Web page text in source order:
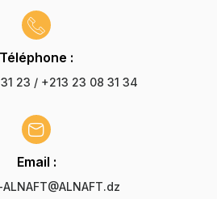
Téléphone :
23 / +213 23 08 31 34
Email :